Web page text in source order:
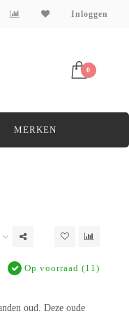
Inloggen
0
MERKEN
Op voorraad (11)
oud. Deze oude